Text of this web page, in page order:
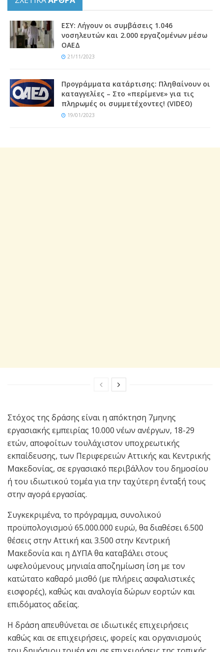
ΕΣΥ: Λήγουν οι συμβάσεις 1.046
νοσηλευτών και 2.000 εργαζομένων μέσω
ΟΑΕΔ
21/11/2023
Προγράμματα κατάρτισης: Πληθαίνουν οι
καταγγελίες – Στο «περίμενε» για τις
πληρωμές οι συμμετέχοντες! (VIDEO)
19/01/2023
Στόχος της δράσης είναι η απόκτηση 7μηνης
εργασιακής εμπειρίας 10.000 νέων ανέργων, 18-29
ετών, αποφοίτων τουλάχιστον υποχρεωτικής
εκπαίδευσης, των Περιφερειών Αττικής και Κεντρικής
Μακεδονίας, σε εργασιακό περιβάλλον του δημοσίου
ή του ιδιωτικού τομέα για την ταχύτερη ένταξή τους
στην αγορά εργασίας.
Συγκεκριμένα, το πρόγραμμα, συνολικού
προϋπολογισμού 65.000.000 ευρώ, θα διαθέσει 6.500
θέσεις στην Αττική και 3.500 στην Κεντρική
Μακεδονία και η ΔΥΠΑ θα καταβάλει στους
ωφελούμενους μηνιαία αποζημίωση ίση με τον
κατώτατο καθαρό μισθό (με πλήρεις ασφαλιστικές
εισφορές), καθώς και αναλογία δώρων εορτών και
επιδόματος αδείας.
Η δράση απευθύνεται σε ιδιωτικές επιχειρήσεις
καθώς και σε επιχειρήσεις, φορείς και οργανισμούς